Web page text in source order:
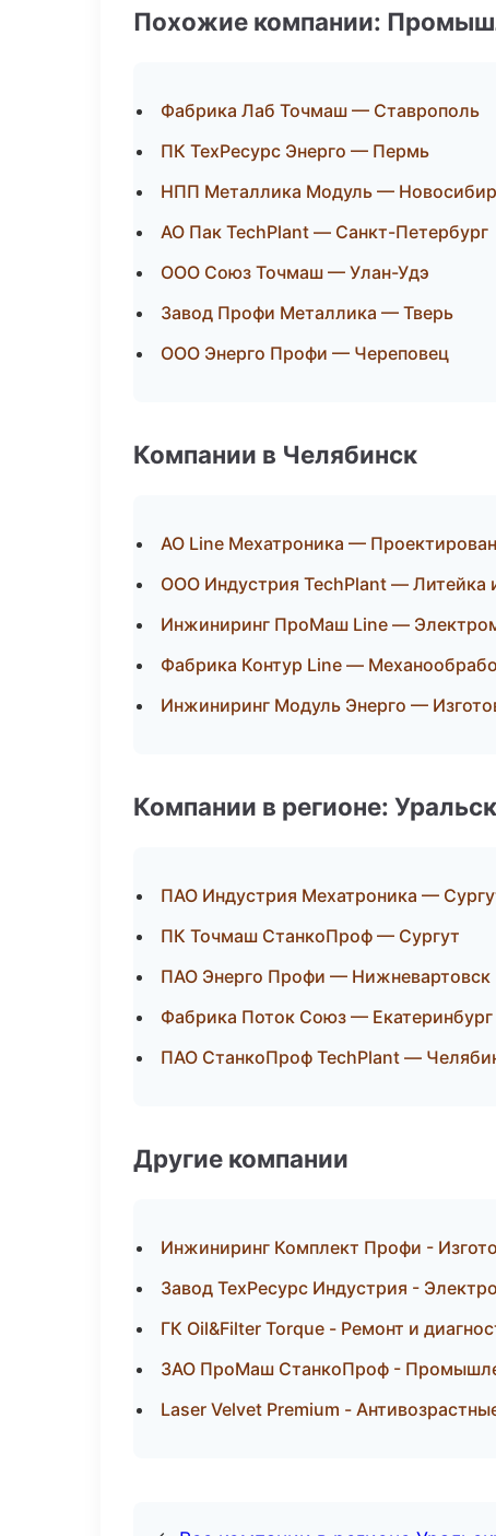
Похожие компании:
Фабрика Лаб Точмаш — Ставрополь
ПК ТехРесурс Энерго — Пермь
НПП Металлика Модуль —
АО Пак TechPlant — Санкт-Петербург
ООО Союз Точмаш — Улан-Удэ
Завод Профи Металлика — Тверь
ООО Энерго Профи — Череповец
Компании в Челябинск
АО Line Мехатроника —
ООО Индустрия TechPlant — Литейка
Инжиниринг ПроМаш Line —
Фабрика Контур Line —
Инжиниринг Модуль Энерго —
Компании в регионе:
ПАО Индустрия Мехатроника —
ПК Точмаш СтанкоПроф — Сургут
ПАО Энерго Профи — Нижневартовск
Фабрика Поток Союз — Екатеринбург
ПАО СтанкоПроф TechPlant —
Другие компании
Инжиниринг Комплект Профи -
Завод ТехРесурс Индустрия -
ГК Oil&Filter Torque - Ремонт и
ЗАО ПроМаш СтанкоПроф -
Laser Velvet Premium -